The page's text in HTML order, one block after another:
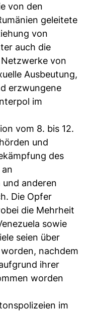
von den
geleitete
von
auch die
von
Ausbeutung,
erzwungene
im
vom 8. bis 12.
und
des
und anderen
Die Opfer
die Mehrheit
sowie
seien über
nachdem
ihrer
worden
im